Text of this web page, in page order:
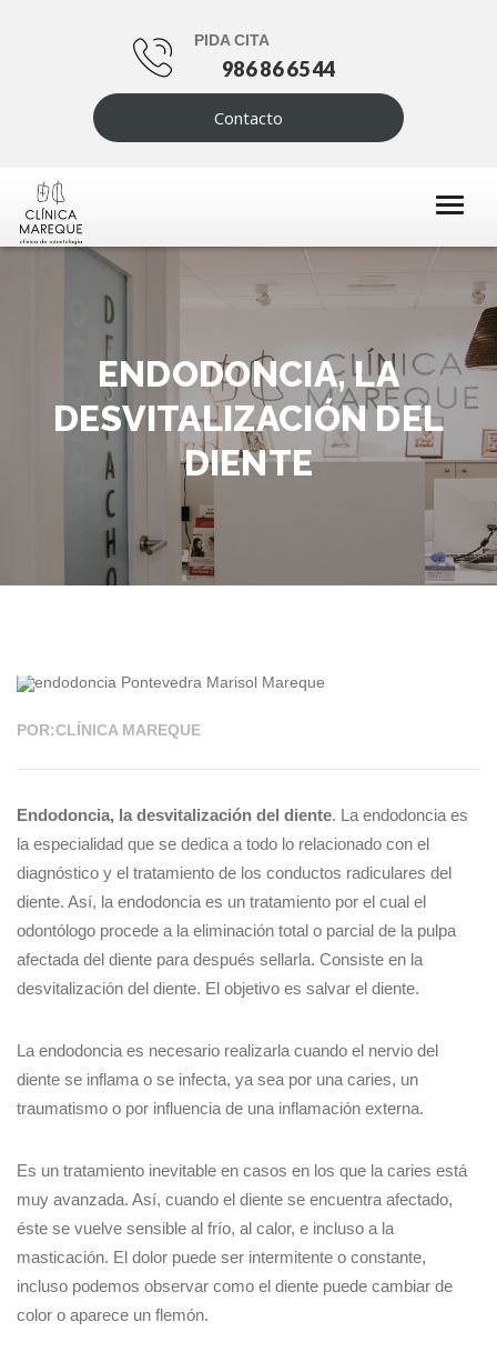
PIDA CITA
986 86 65 44
Contacto
ENDODONCIA, LA
DESVITALIZACIÓN DEL
DIENTE
POR:CLÍNICA MAREQUE
Endodoncia, la desvitalización del diente. La endodoncia es
la especialidad que se dedica a todo lo relacionado con el
diagnóstico y el tratamiento de los conductos radiculares del
diente. Así, la endodoncia es un tratamiento por el cual el
odontólogo procede a la eliminación total o parcial de la pulpa
afectada del diente para después sellarla. Consiste en la
desvitalización del diente. El objetivo es salvar el diente.
La endodoncia es necesario realizarla cuando el nervio del
diente se inflama o se infecta, ya sea por una caries, un
traumatismo o por influencia de una inflamación externa.
Es un tratamiento inevitable en casos en los que la caries está
muy avanzada. Así, cuando el diente se encuentra afectado,
éste se vuelve sensible al frío, al calor, e incluso a la
masticación. El dolor puede ser intermitente o constante,
incluso podemos observar como el diente puede cambiar de
color o aparece un flemón.